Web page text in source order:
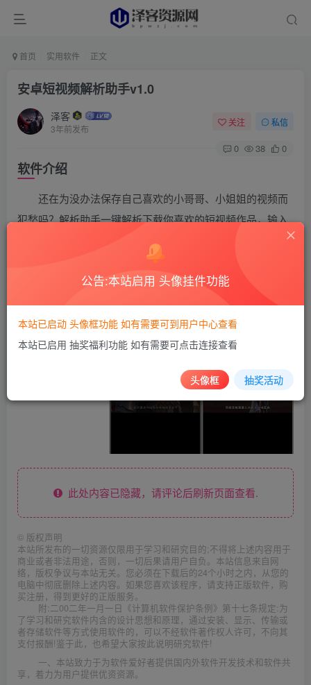
首页 实用软件 正文
安卓短视频解析助手v1.0
泽客
3年前发布
关注 私信
0 38 0
软件介绍
还在为没办法保存自己喜欢的小哥哥、小姐姐的视频而
犯愁吗？解析助手一键解析下载你喜欢的短视频作品，输入
此处内容已隐藏，请评论后刷新页面查看.
© 版权声明
本站所发布的一切资源仅限用于学习和研究目的;不得将上述内容用于
商业或者非法用途，否则，一切后果请用户自负。本站信息来自网
络，版权争议与本站无关。您必须在下载后的24个小时之内，从您的
电脑中彻底删除上述内容。如果您喜欢该程序，请支持正版软件，购
买注册，得到更好的正版服务。
附:二00二年一月一日《计算机软件保护条例》第十七条规定:为
了学习和研究软件内含的设计思想和原理，通过安装、显示、传输或
者存储软件等方式使用软件的，可以不经软件著作权人许可，不向其
支付报酬!鉴于此，也希望大家按此说明研究软件!
一、本站致力于为软件爱好者提供国内外软件开发技术和软件共
享，着力为用户提供优资资源。
公告:本站启用 头像挂件功能
本站已启动 头像框功能 如有需要可到用户中心查看
本站已启用 抽奖福利功能 如有需要可点击连接查看
头像框 抽奖活动